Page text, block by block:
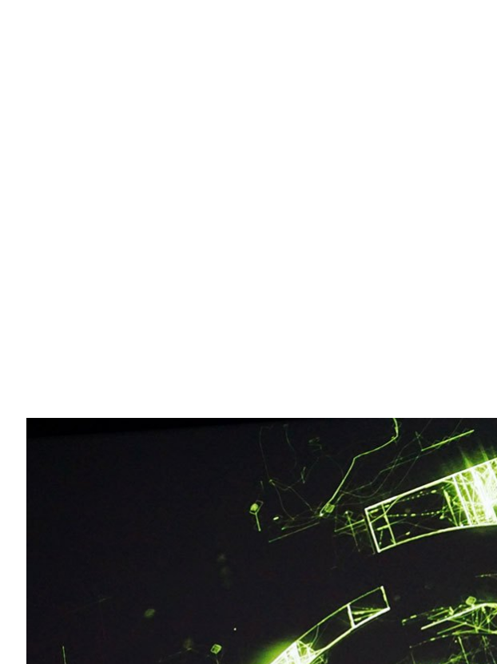
中國領先的電動汽車製造商選擇 NVIDIA 平台用於下一代生產模型
美國商業資訊 – 中國領先的電動汽車和科技公司小鵬汽車今天宣布
27 日在中國正式推出。小鵬 P7 搭載 NVIDIA DRIVE ™ AGX
NVIDIA AI 運算平台充滿信心，並宣布將利用 DRIVE 平台開發其下一
NVIDIA DRIVETM AGX Xavier